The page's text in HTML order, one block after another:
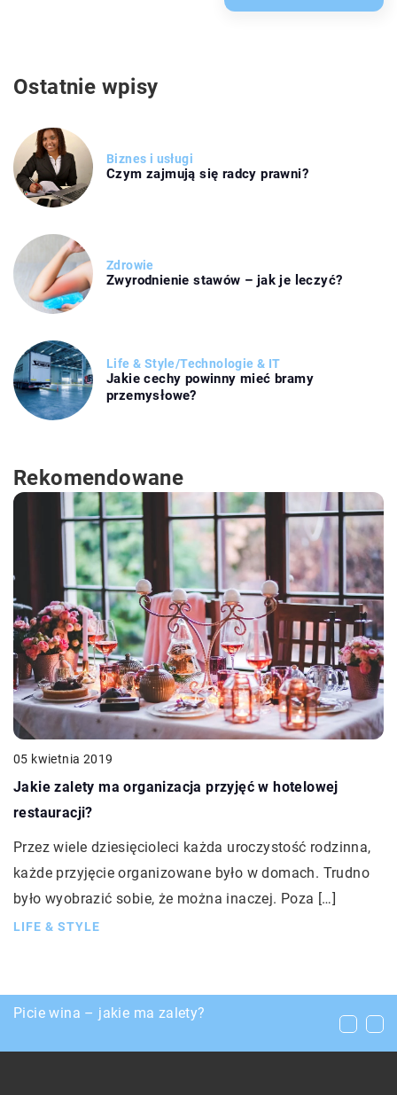
Ostatnie wpisy
Biznes i usługi
Czym zajmują się radcy prawni?
Zdrowie
Zwyrodnienie stawów – jak je leczyć?
Life & Style/Technologie & IT
Jakie cechy powinny mieć bramy
przemysłowe?
Rekomendowane
05 kwietnia 2019
Jakie zalety ma organizacja przyjęć w hotelowej
restauracji?
Przez wiele dziesięcioleci każda uroczystość rodzinna,
każde przyjęcie organizowane było w domach. Trudno
było wyobrazić sobie, że można inaczej. Poza […]
LIFE & STYLE
Trening indywidualny a trening grupowy – co
Picie wina – jakie ma zalety?
Niezwykłe prezenty na urodziny dziecka